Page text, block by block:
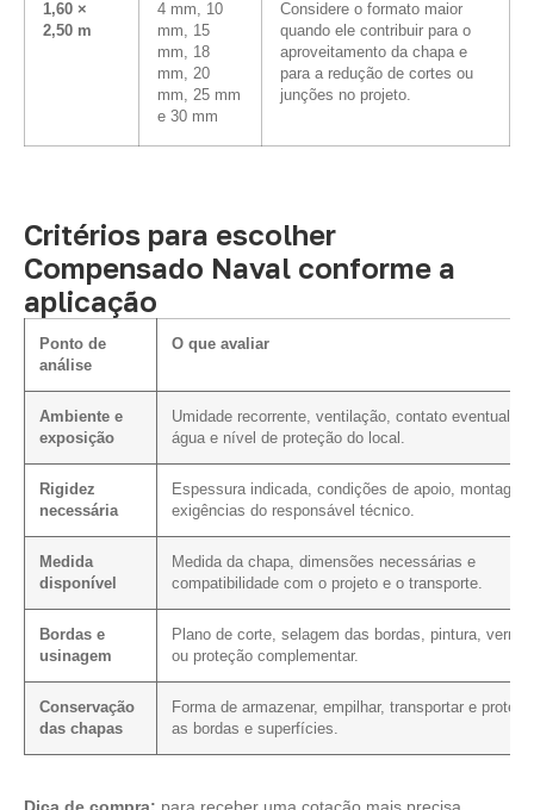
1,60 ×
2,50 m
4 mm, 10
mm, 15
mm, 18
mm, 20
mm, 25 mm
e 30 mm
Considere o formato maior
quando ele contribuir para o
aproveitamento da chapa e
para a redução de cortes ou
junções no projeto.
Critérios para escolher
Compensado Naval conforme a
aplicação
Ponto de
análise
O que avaliar
Ambiente e
exposição
Umidade recorrente, ventilação, contato eventual
água e nível de proteção do local.
Rigidez
necessária
Espessura indicada, condições de apoio,
exigências do responsável técnico.
Medida
disponível
Medida da chapa, dimensões necessárias e
compatibilidade com o projeto e o transporte.
Bordas e
usinagem
Plano de corte, selagem das bordas, pintura, verniz
ou proteção complementar.
Conservação
das chapas
Forma de armazenar, empilhar, transportar e
as bordas e superfícies.